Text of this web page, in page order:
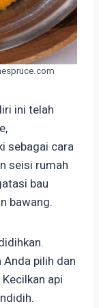
ini telah
sebagai cara
seisi rumah
bau
bawang.
pilih dan
api